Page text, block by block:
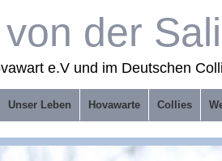
der
e.V und im Deutschen
Unser Leben Hovawarte Collies